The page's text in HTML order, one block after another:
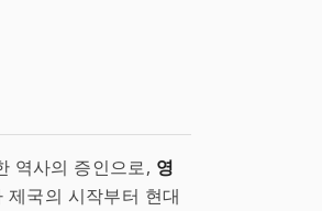
역사의 증인으로, 영
국의 시작부터 현대